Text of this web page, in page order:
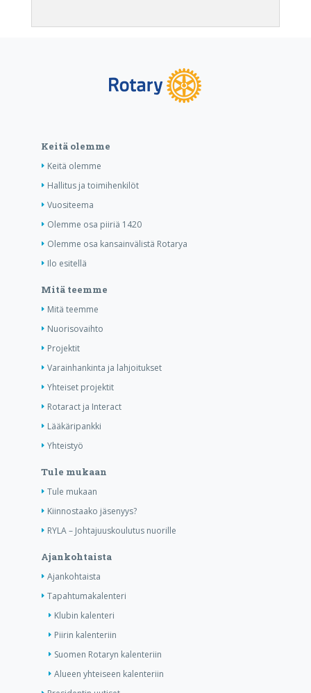
Keitä olemme
Keitä olemme
Hallitus ja toimihenkilöt
Vuositeema
Olemme osa piiriä 1420
Olemme osa kansainvälistä Rotarya
Ilo esitellä
Mitä teemme
Mitä teemme
Nuorisovaihto
Projektit
Varainhankinta ja lahjoitukset
Yhteiset projektit
Rotaract ja Interact
Lääkäripankki
Yhteistyö
Tule mukaan
Tule mukaan
Kiinnostaako jäsenyys?
RYLA – Johtajuuskoulutus nuorille
Ajankohtaista
Ajankohtaista
Tapahtumakalenteri
Klubin kalenteri
Piirin kalenteriin
Suomen Rotaryn kalenteriin
Alueen yhteiseen kalenteriin